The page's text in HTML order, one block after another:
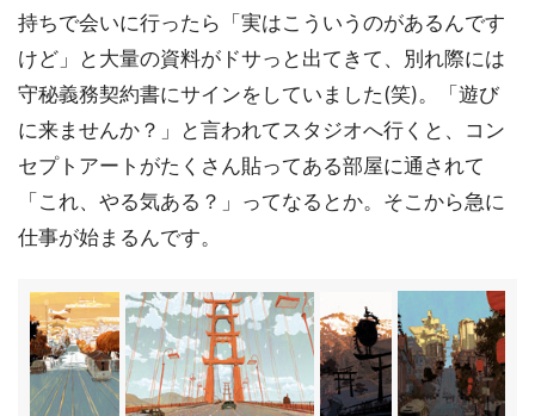
持ちで会いに行ったら「実はこういうのがあるんです
けど」と大量の資料がドサっと出てきて、別れ際には
守秘義務契約書にサインをしていました(笑)。「遊び
に来ませんか？」と言われてスタジオへ行くと、コン
セプトアートがたくさん貼ってある部屋に通されて
「これ、やる気ある？」ってなるとか。そこから急に
仕事が始まるんです。